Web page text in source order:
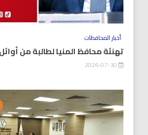
أخبار المحافظات
تهنئة محافظ المنيا لطالبة من